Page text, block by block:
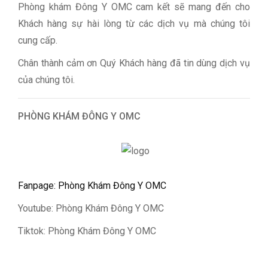
Phòng khám Đông Y OMC cam kết sẽ mang đến cho
Khách hàng sự hài lòng từ các dịch vụ mà chúng tôi
cung cấp.
Chân thành cảm ơn Quý Khách hàng đã tin dùng dịch vụ
của chúng tôi.
PHÒNG KHÁM ĐÔNG Y OMC
Fanpage: Phòng Khám Đông Y OMC
Youtube: Phòng Khám Đông Y OMC
Tiktok: Phòng Khám Đông Y OMC